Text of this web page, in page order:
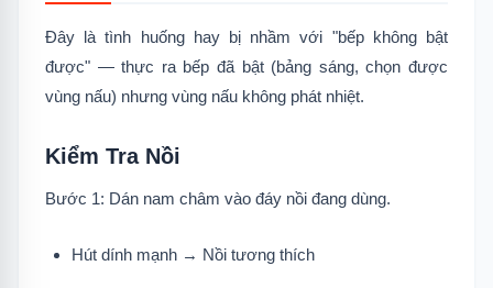
Đây là tình huống hay bị nhầm với "bếp không bật
được" — thực ra bếp đã bật (bảng sáng, chọn được
vùng nấu) nhưng vùng nấu không phát nhiệt.
Kiểm Tra Nồi
Bước 1: Dán nam châm vào đáy nồi đang dùng.
Hút dính mạnh → Nồi tương thích